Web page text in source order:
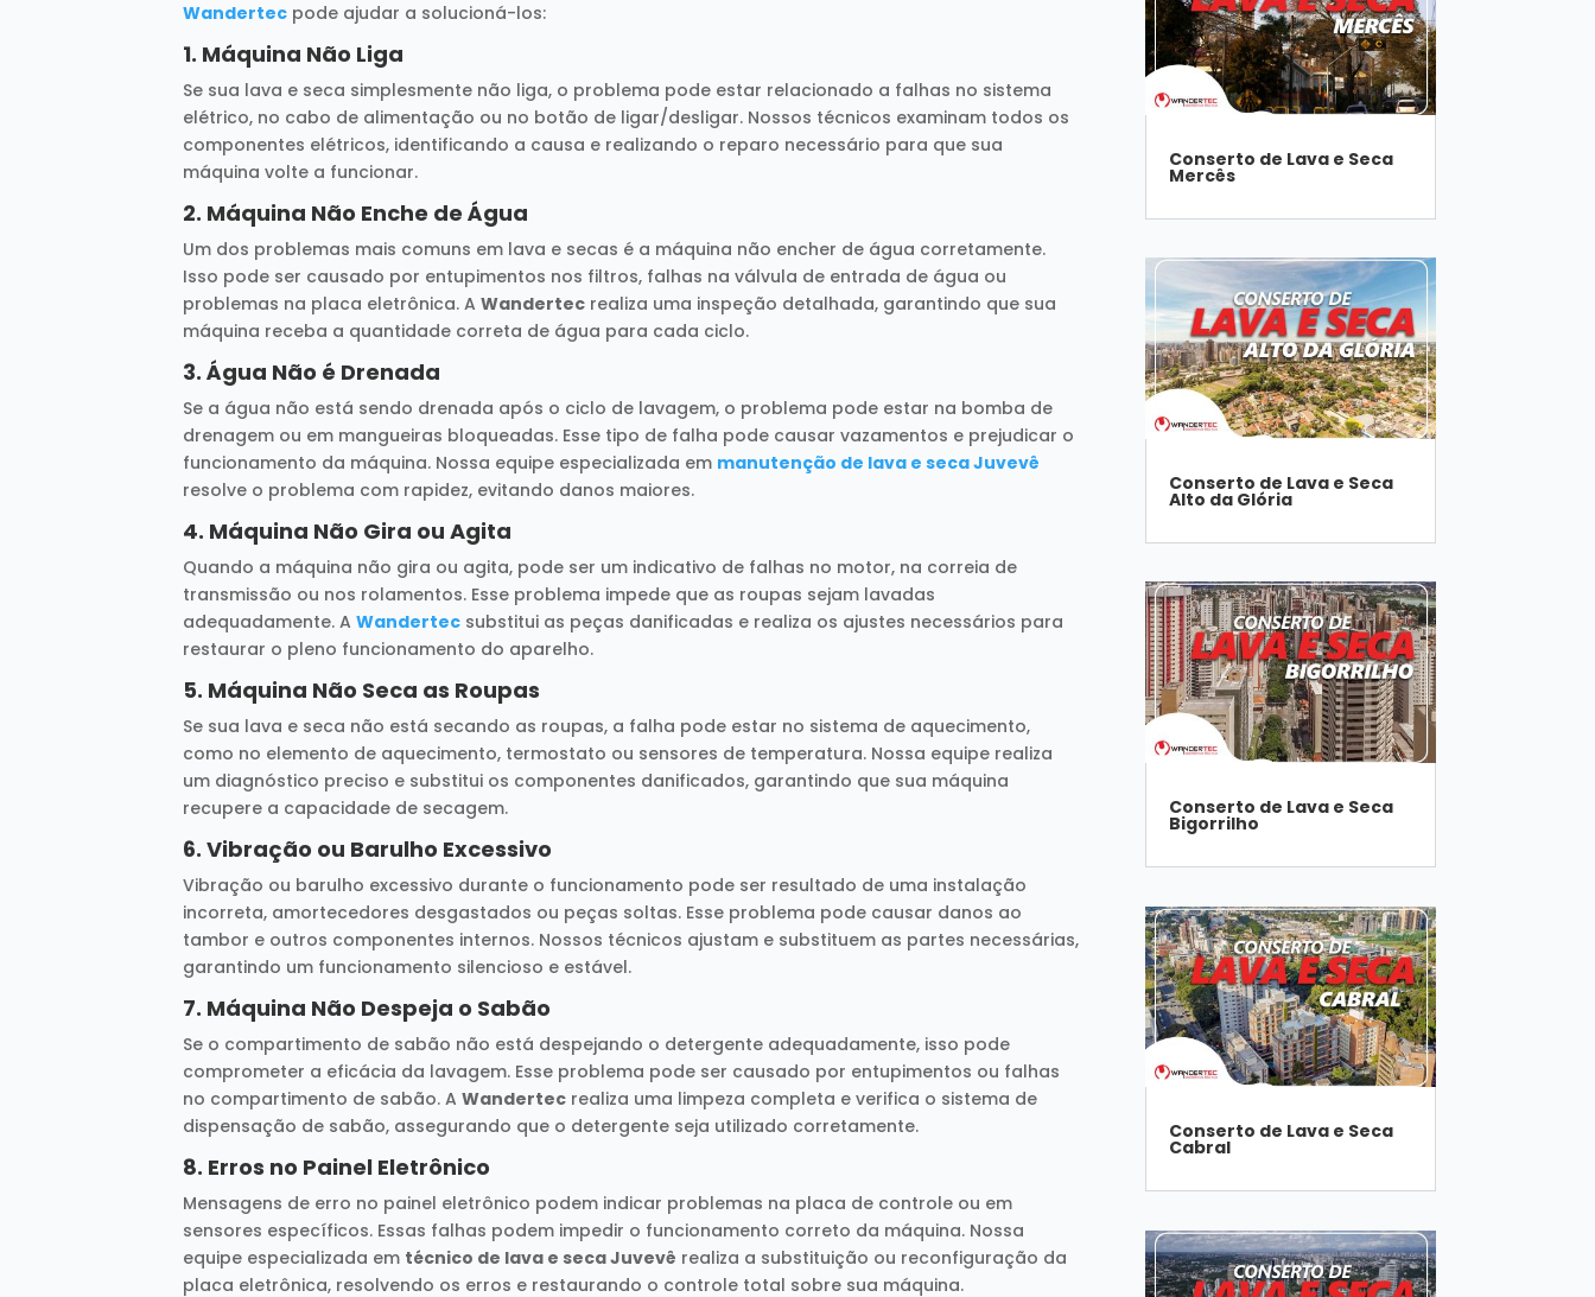
Wandertec pode ajudar a solucioná-los:
1. Máquina Não Liga
Se sua lava e seca simplesmente não liga, o problema pode estar relacionado a falhas no sistema
elétrico, no cabo de alimentação ou no botão de ligar/desligar. Nossos técnicos examinam todos os
componentes elétricos, identificando a causa e realizando o reparo necessário para que sua
máquina volte a funcionar.
2. Máquina Não Enche de Água
Um dos problemas mais comuns em lava e secas é a máquina não encher de água corretamente.
Isso pode ser causado por entupimentos nos filtros, falhas na válvula de entrada de água ou
problemas na placa eletrônica. AWandertec realiza uma inspeção detalhada, garantindo que sua
máquina receba a quantidade correta de água para cada ciclo.
3.Água Não é Drenada
Se a água não está sendo drenada após o ciclo de lavagem, o problema pode estar na bomba de
drenagem ou em mangueiras bloqueadas. Esse tipo de falha pode causar vazamentos e prejudicar o
funcionamento da máquina. Nossa equipe especializada em manutenção de lava e seca Juvevê
resolve o problema com rapidez, evitando danos maiores.
4. Máquina Não Gira ou Agita
Quando a máquina não gira ou agita, pode ser um indicativo de falhas no motor, na correia de
transmissão ou nos rolamentos. Esse problema impede que as roupas sejam lavadas
adequadamente. AWandertec substitui as peças danificadas e realiza os ajustes necessários para
restaurar o pleno funcionamento do aparelho.
5. Máquina Não Seca as Roupas
Se sua lava e seca não está secando as roupas, a falha pode estar no sistema de aquecimento,
como no elemento de aquecimento, termostato ou sensores de temperatura. Nossa equipe realiza
um diagnóstico preciso e substitui os componentes danificados, garantindo que sua máquina
recupere a capacidade de secagem.
6.Vibração ou Barulho Excessivo
Vibração ou barulho excessivo durante o funcionamento pode ser resultado de uma instalação
incorreta, amortecedores desgastados ou peças soltas. Esse problema pode causar danos ao
tambor e outros componentes internos. Nossos técnicos ajustam e substituem as partes necessárias,
garantindo um funcionamento silencioso e estável.
7. Máquina Não Despeja o Sabão
Se o compartimento de sabão não está despejando o detergente adequadamente, isso pode
comprometer a eficácia da lavagem. Esse problema pode ser causado por entupimentos ou falhas
no compartimento de sabão. AWandertec realiza uma limpeza completa e verifica o sistema de
dispensação de sabão, assegurando que o detergente seja utilizado corretamente.
8. Erros no Painel Eletrônico
Mensagens de erro no painel eletrônico podem indicar problemas na placa de controle ou em
sensores específicos. Essas falhas podem impedir o funcionamento correto da máquina. Nossa
equipe especializada em técnico de lava e seca Juvevê realiza a substituição ou reconfiguração da
placa eletrônica, resolvendo os erros e restaurando o controle total sobre sua máquina.
Conserto de Lava e Seca
Mercês
Conserto de Lava e Seca
Alto da Glória
Conserto de Lava e Seca
Bigorrilho
Conserto de Lava e Seca
Cabral